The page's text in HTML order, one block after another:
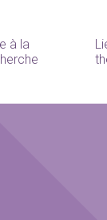
à la